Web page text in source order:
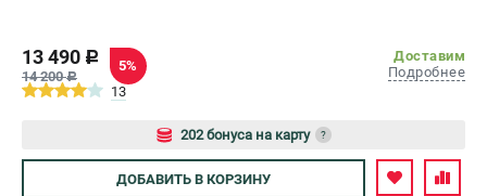
ИНФОРМАЦИЯ
Юридическим лицам
Правила обмена и возврата
13 490 c
14 200c
5%
Доставим
Подробнее
13
202 бонуса на карту ?
Авторизуйтесь
ДОБАВИТЬ В КОРЗИНУ